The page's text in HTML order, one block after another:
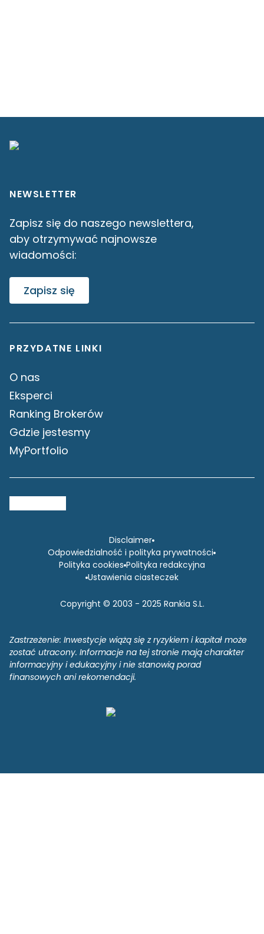
NEWSLETTER
Zapisz się do naszego newslettera,
aby otrzymywać najnowsze
wiadomości:
Zapisz się
PRZYDATNE LINKI
O nas
Eksperci
Ranking Brokerów
Gdzie jestesmy
MyPortfolio
Disclaimer
Odpowiedzialność i polityka prywatności
Polityka cookies Polityka redakcyjna
Ustawienia ciasteczek
Copyright © 2003 - 2025 Rankia S.L.
Zastrzeżenie: Inwestycje wiążą się z ryzykiem i kapitał może
zostać utracony. Informacje na tej stronie mają charakter
informacyjny i edukacyjny i nie stanowią porad
finansowych ani rekomendacji.